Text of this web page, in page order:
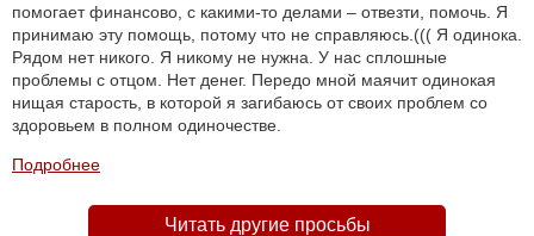
помогает финансово, с какими-то делами – отвезти, помочь. Я
принимаю эту помощь, потому что не справляюсь.((( Я одинока.
Рядом нет никого. Я никому не нужна. У нас сплошные
проблемы с отцом. Нет денег. Передо мной маячит одинокая
нищая старость, в которой я загибаюсь от своих проблем со
здоровьем в полном одиночестве.
Подробнее
Читать другие просьбы